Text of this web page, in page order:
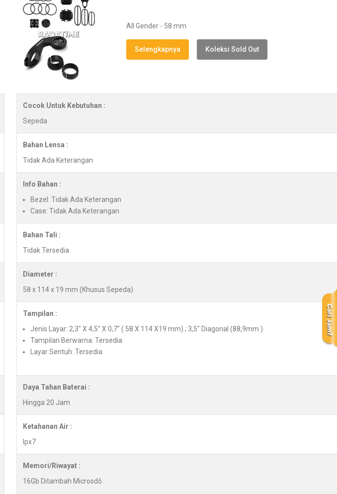
All Gender - 58 mm
Selengkapnya Koleksi Sold Out
Cocok Untuk Kebutuhan :
Sepeda
Bahan Lensa :
Tidak Ada Keterangan
Info Bahan :
Bezel: Tidak Ada Keterangan
Case: Tidak Ada Keterangan
Bahan Tali :
Tidak Tersedia
Diameter :
58 x 114 x 19 mm (Khusus Sepeda)
Tampilan :
Jenis Layar: 2,3" X 4,5" X 0,7" ( 58 X 114 X19 mm) ; 3,5" Diagonal (88,9mm )
Tampilan Berwarna: Tersedia
Layar Sentuh: Tersedia
Daya Tahan Baterai :
Hingga 20 Jam
Ketahanan Air :
Ipx7
Memori/Riwayat :
16Gb Ditambah Microsdô